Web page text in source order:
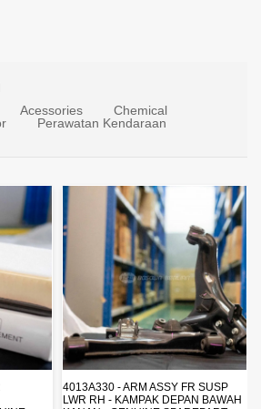
Acessories
Chemical
Perawatan Kendaraan
BAWAH
4162A413 - SHOCK ABSORBER RR
SUSP - SUSPENSI BELAKANG -